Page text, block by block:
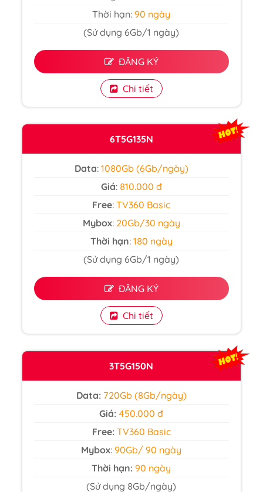
Thời hạn: 90 ngày
(Sử dụng 6Gb/1 ngày)
ĐĂNG KÝ
Chi tiết
6T5G135N
Data:1080Gb (6Gb/ngày)
Giá: 810.000 đ
Free:TV360 Basic
Mybox: 20Gb/30 ngày
Thời hạn:180 ngày
(Sử dụng 6Gb/1 ngày)
ĐĂNG KÝ
Chi tiết
3T5G150N
Data: 720Gb (8Gb/ngày)
Giá: 450.000 đ
Free: TV360 Basic
Mybox:90Gb/ 90 ngày
Thời hạn: 90 ngày
(Sử dụng 8Gb/ngày)